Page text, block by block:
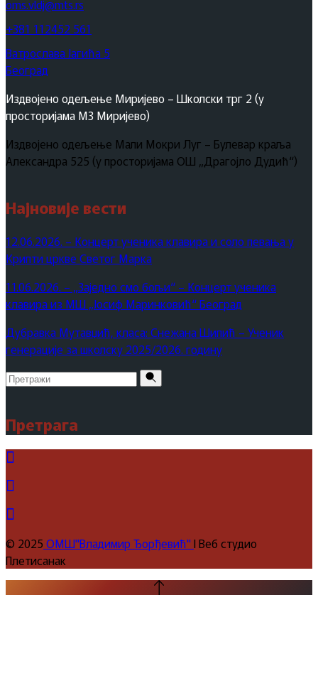
oms.vldj@mts.rs
+381 112452 561
Ватрослава Јагића 5
Београд
Издвојено одељење Миријево – Школски трг 2 (у
просторијама МЗ Миријево)
Издвојено одељење Мали Мокри Луг – Булевар краља
Александра 525 (у просторијама ОШ „Драгојло Дудић“)
Најновије вести
12.06.2026. – Концерт ученика клавира и соло певања у
Крипти цркве Светог Марка
11.06.2026. – „Заједно смо бољи“ – Концерт ученика
клавира из МШ „Јосиф Маринковић“ Београд
Дубравка Мутавџић, класа: Снежана Шипић – Ученик
генерације за школску 2025/2026. годину
Pretraži
Претрага
© 2025 ОМШ"Владимир Ђорђевић"I Веб студио
Плетисанак